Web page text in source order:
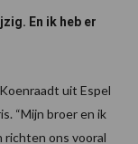
En ik heb er
uit Espel
“Mijn broer en ik
richten ons vooral